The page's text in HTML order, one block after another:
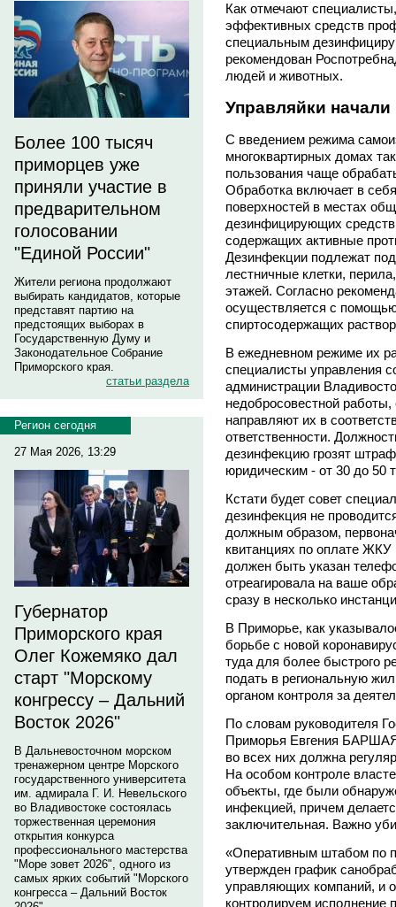
Более 100 тысяч
приморцев уже
приняли участие в
предварительном
голосовании
"Единой России"
Жители региона продолжают
выбирать кандидатов, которые
представят партию на
предстоящих выборах в
Государственную Думу и
Законодательное Собрание
Приморского края.
статьи раздела
Регион сегодня
27 Мая 2026, 13:29
Губернатор
Приморского края
Олег Кожемяко дал
старт "Морскому
конгрессу – Дальний
Восток 2026"
В Дальневосточном морском
тренажерном центре Морского
государственного университета
им. адмирала Г. И. Невельского
во Владивостоке состоялась
торжественная церемония
открытия конкурса
профессионального мастерства
"Море зовет 2026", одного из
самых ярких событий "Морского
конгресса – Дальний Восток
Как отмечают
эффективных средств
специальным
рекомендован
людей и животных.
Управляйки начали
С введением режима
многоквартирных домах
пользования чаще
Обработка включает в
поверхностей в местах
дезинфицирующих средств
содержащих активные
Дезинфекции подлежат
лестничные клетки,
этажей. Согласно
осуществляется с
спиртосодержащих
В ежедневном режиме их
специалисты управления
администрации
недобросовестной
направляют их в
ответственности.
дезинфекцию грозят
юридическим - от 30 до 50
Кстати будет совет
дезинфекция не
должным образом,
квитанциях по оплате
должен быть указан
отреагировала на ваше
сразу в несколько
В Приморье, как
борьбе с новой
туда для более быстрого
подать в региональную
органом контроля за
По словам руководителя
Приморья Евгения
во всех них должна
На особом контроле
объекты, где были
инфекцией, причем
заключительная. Важно
«Оперативным штабом по
утвержден график
управляющих компаний, и
контролируем исполнение